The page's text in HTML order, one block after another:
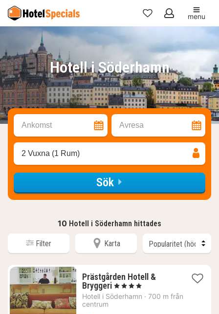
Mina
menu
Hotell i Söderhamn
Ankomst Avresa
2 Vuxna (1 Rum)
Sök
10 Hotell i Söderhamn hittades
Filter Karta
Prästgården Hotell &
Bryggeri1
natt
, 4 Stjärnor
Hotell i Söderhamn · 700 m från
centrum